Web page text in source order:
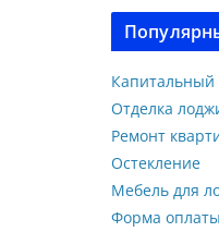
Отделка
Ремонт
Остекление
Мебель для
Форма